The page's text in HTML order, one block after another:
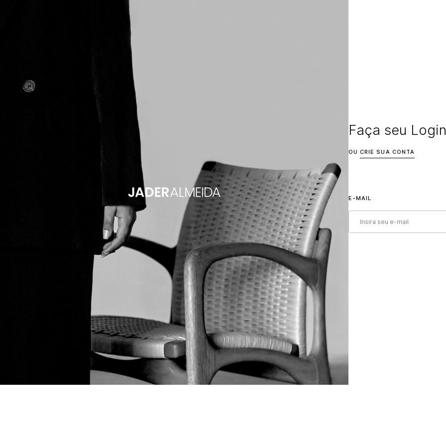
Faça seu
OU CRIE SUA CONTA
E-MAIL